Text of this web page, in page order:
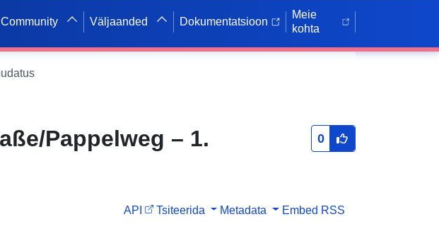
Community Väljaanded Dokumentatsioon
Meie
kohta
Pappelweg – 1.
0
API Tsiteerida Metadata Embed RSS